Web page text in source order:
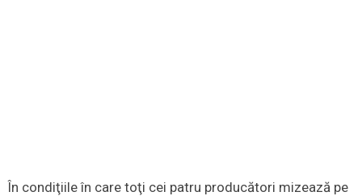
În condiţiile în care toţi cei patru producători mizează pe